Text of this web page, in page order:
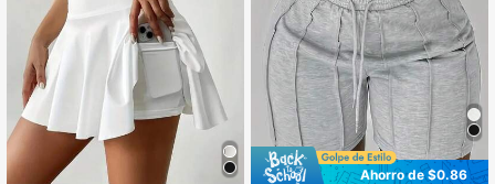
Ahorro de $0.86